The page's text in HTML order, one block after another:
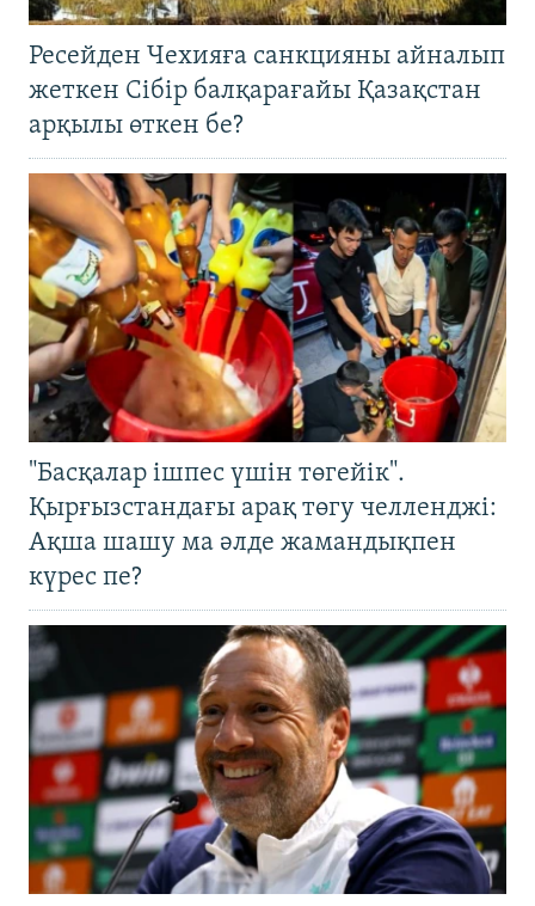
Ресейден Чехияға санкцияны айналып
жеткен Сібір балқарағайы Қазақстан
арқылы өткен бе?
"Басқалар ішпес үшін төгейік".
Қырғызстандағы арақ төгу челленджі:
Ақша шашу ма әлде жамандықпен
күрес пе?